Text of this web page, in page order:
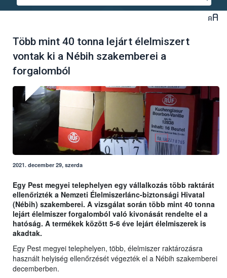
Több mint 40 tonna lejárt élelmiszert
vontak ki a Nébih szakemberei a
forgalomból
2021. december 29, szerda
Egy Pest megyei telephelyen egy vállalkozás több raktárát
ellenőrizték a Nemzeti Élelmiszerlánc-biztonsági Hivatal
(Nébih) szakemberei. A vizsgálat során több mint 40 tonna
lejárt élelmiszer forgalomból való kivonását rendelte el a
hatóság. A termékek között 5-6 éve lejárt élelmiszerek is
akadtak.
Egy Pest megyei telephelyen, több, élelmiszer raktározásra
használt helyiség ellenőrzését végezték el a Nébih szakemberei
decemberben.